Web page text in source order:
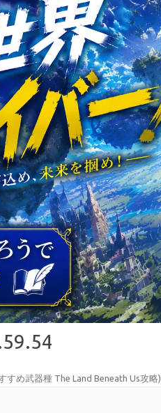
すめ武器種 The Land Beneath Us攻略)